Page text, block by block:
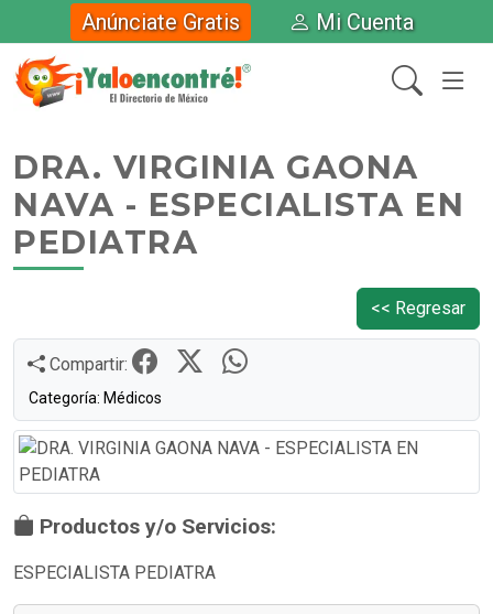
Anúnciate Gratis Mi Cuenta
DRA. VIRGINIA GAONA
NAVA - ESPECIALISTA EN
PEDIATRA
<< Regresar
Compartir:
Categoría: Médicos
Productos y/o Servicios:
ESPECIALISTA PEDIATRA